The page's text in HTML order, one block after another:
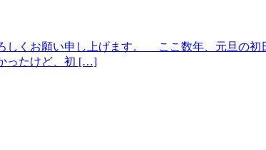
しくお願い申し上げます。 ここ数年、元旦の
ったけど、初 […]